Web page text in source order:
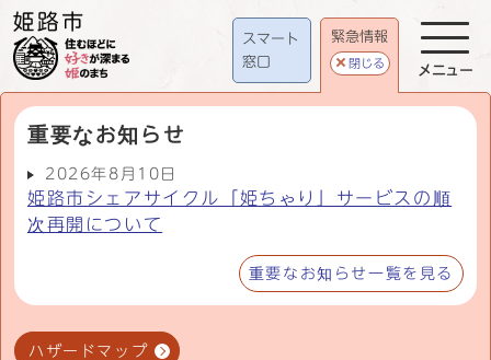
スマート
窓口
緊急情報
閉じる
重要なお知らせ
2026年8月10日
姫路市シェアサイクル「姫ちゃり」サービスの順
次再開について
重要なお知らせ一覧を見る
ハザードマップ
メニュー